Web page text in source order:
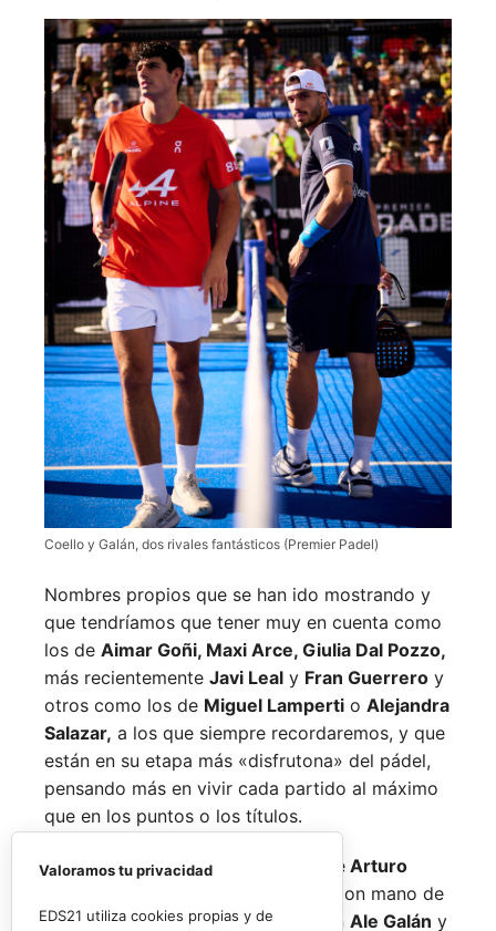
Coello y Galán, dos rivales fantásticos (Premier Padel)
Nombres propios que se han ido mostrando y
que tendríamos que tener muy en cuenta como
los de Aimar Goñi, Maxi Arce, Giulia Dal Pozzo,
más recientemente Javi Leal y Fran Guerrero y
otros como los de Miguel Lamperti o Alejandra
Salazar, a los que siempre recordaremos, y que
están en su etapa más «disfrutona» del pádel,
pensando más en vivir cada partido al máximo
que en los puntos o los títulos.
No por ello hemos de olvidarnos de Arturo
que rigen con mano de
hierro el circuito pero que tienen en Ale Galán y
Valoramos tu privacidad
EDS21 utiliza cookies propias y de